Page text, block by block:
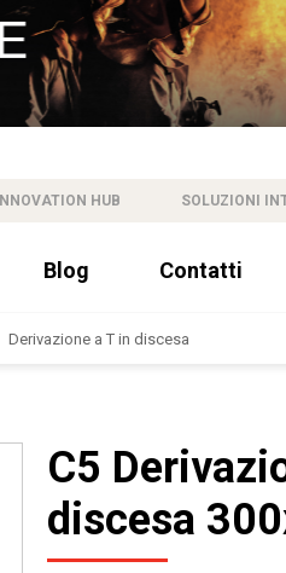
INNOVATION HUB SOLUZIONI
Blog Contatti
Derivazione a T in discesa
C5
discesa